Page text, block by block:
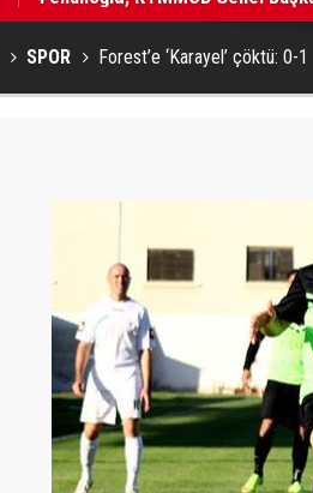
SPOR Forest’e ‘Karayel’ çöktü: 0-1